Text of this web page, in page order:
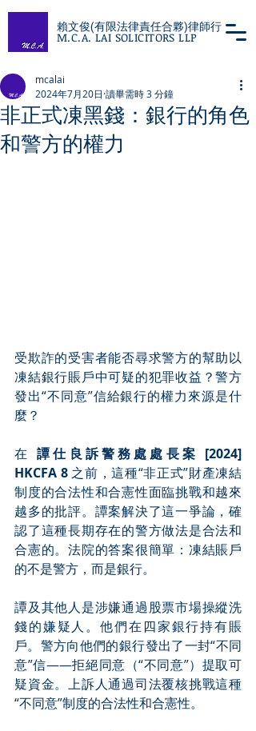
賴文俊(有限法律責任合夥)律師行
M.C.A. LAI SOLICITORS LLP
非正式凍黑錢：銀行的角色
和警方的權力
mcalai
2024年7月20日 讀畢需時 3 分鐘
受欺詐的受害者能否尋求警方的幫助以
凍結銀行賬戶中可疑的犯罪收益？警方
發出“不同意”信給銀行的權力來源是什
麼？
在 譚仕良訴警務處處長案 [2024]
HKCFA 8 之前，這種“非正式”財產凍結
制度的合法性和合憲性面臨挑戰和越來
越多的批評。譚案解決了這一爭論，確
認了這種長期存在的警方做法是合法和
合憲的。法院的答案很簡單：凍結賬戶
的不是警方，而是銀行。
譚及其他人是涉嫌通過股票市場操縱洗
錢的嫌疑人。他們在四家銀行持有賬
戶。警方向他們的銀行發出了一封“不同
意”信——拒絕同意（“不同意”）提取可
疑資金。上訴人通過司法覆核挑戰這種
“不同意”制度的合法性和合憲性。